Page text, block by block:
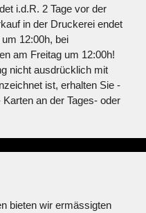
i.d.R. 2 Tage vor der
in der Druckerei endet
12:00h, bei
am Freitag um 12:00h!
nicht ausdrücklich mit
ist, erhalten Sie -
an der Tages- oder
bieten wir ermässigten